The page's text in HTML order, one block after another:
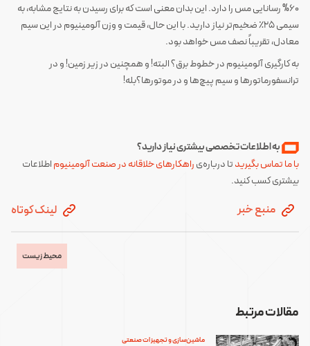
60% رسانایی مس را دارد. این بدان معنی است که برای رسیدن به نتایج مشابه، به
سیمی 25٪ ضخیم‌‌تر نیاز دارید. با این حال، قیمت و وزن آلومینیوم در این سیم
معادل، تقریباً نصف مس خواهد بود.
به کارگیری آلومینیوم در خطوط برق؟ البته! و همچنین در زیر زمین! و در
ترانسفورماتورها و سیم پیچ‌ها و در موتورها؟بله!
به اطلاعات تخصصی بیشتری نیاز دارید؟
با ما تماس بگیریدتا درباره‌یراهکارهای خلاقانه در صنعت آلومینیوماطلاعات
بیشتری کسب کنید.
منبع خبر لینک کوتاه
محیط زیست
مقالات مرتبط
ماشین‌سازی و تجهیزات صنعتی